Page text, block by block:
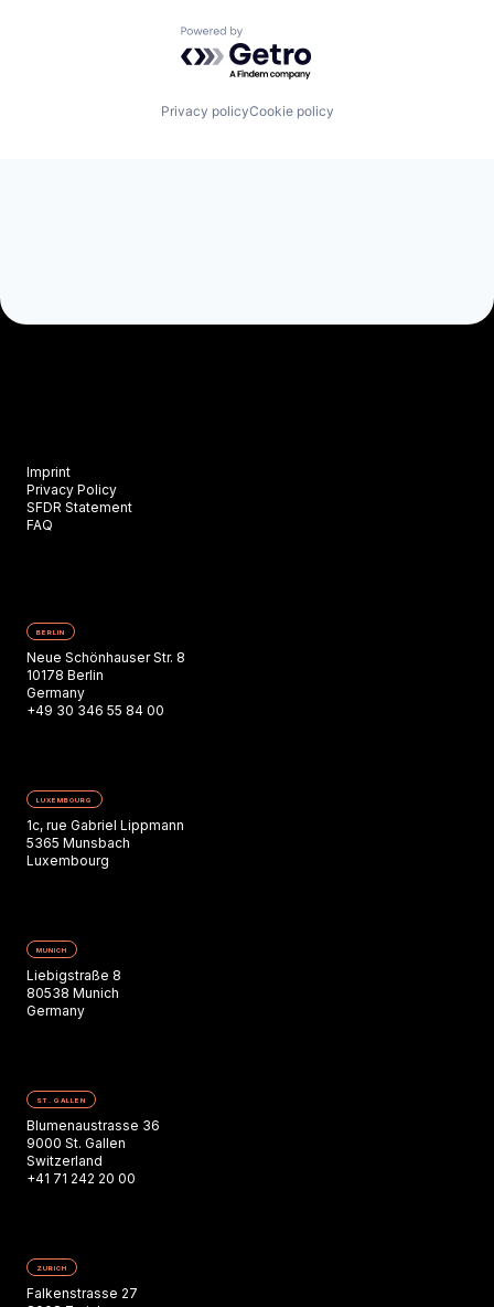
Powered by Getro.com
Privacy policyCookie policy
Imprint
Privacy Policy
SFDR Statement
FAQ
BERLIN
Neue Schönhauser Str. 8
10178 Berlin
Germany
+49 30 346 55 84 00
LUXEMBOURG
1c, rue Gabriel Lippmann
5365 Munsbach
Luxembourg
MUNICH
Liebigstraße 8
80538 Munich
Germany
ST. GALLEN
Blumenaustrasse 36
9000 St. Gallen
Switzerland
+41 71 242 20 00
ZURICH
Falkenstrasse 27